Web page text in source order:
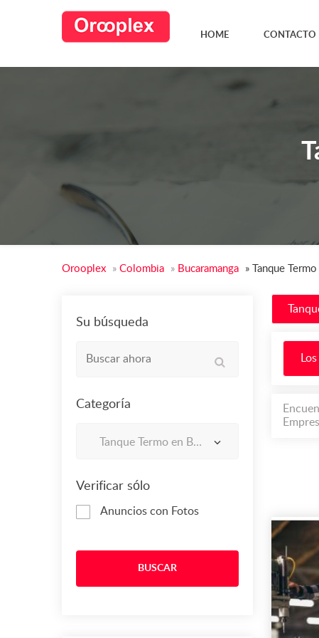
HOME CONTACTO
Orooplex » Colombia » Bucaramanga » Tanque
Su búsqueda
Categoría
Tanque Termo en Bucaramanga
Verificar sólo
Anuncios con Fotos
BUSCAR
Los